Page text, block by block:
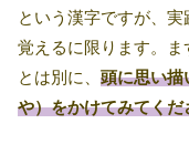
という漢字ですが、
覚えるに限ります。
とは別に、 頭に思い描
や）をかけてみてくだ